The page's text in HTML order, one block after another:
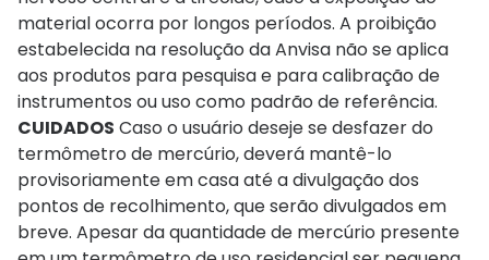
material ocorra por longos períodos. A proibição
estabelecida na resolução da Anvisa não se aplica
aos produtos para pesquisa e para calibração de
instrumentos ou uso como padrão de referência.
CUIDADOS Caso o usuário deseje se desfazer do
termômetro de mercúrio, deverá mantê-lo
provisoriamente em casa até a divulgação dos
pontos de recolhimento, que serão divulgados em
breve. Apesar da quantidade de mercúrio presente